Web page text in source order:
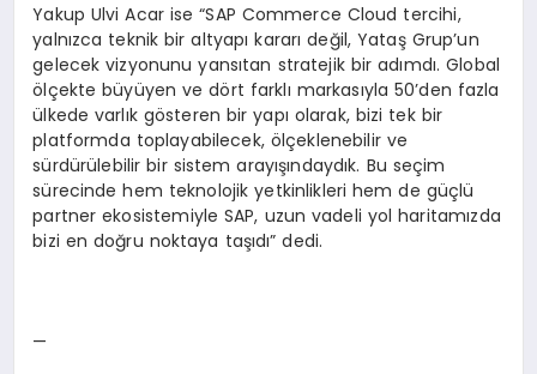
Yakup Ulvi Acar ise “SAP Commerce Cloud tercihi,
yalnızca teknik bir altyapı kararı değil, Yataş Grup’un
gelecek vizyonunu yansıtan stratejik bir adımdı. Global
ölçekte büyüyen ve dört farklı markasıyla 50’den fazla
ülkede varlık gösteren bir yapı olarak, bizi tek bir
platformda toplayabilecek, ölçeklenebilir ve
sürdürülebilir bir sistem arayışındaydık. Bu seçim
sürecinde hem teknolojik yetkinlikleri hem de güçlü
partner ekosistemiyle SAP, uzun vadeli yol haritamızda
bizi en doğru noktaya taşıdı” dedi.
—